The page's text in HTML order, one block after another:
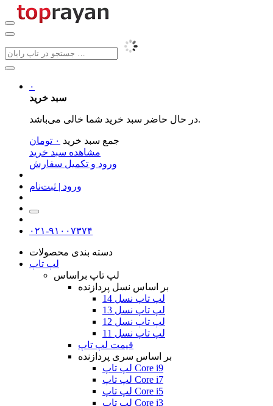
۰
سبد خرید
در حال حاضر سبد خرید شما خالی می‌باشد.
جمع سبد خرید ۰ تومان
مشاهده سبد خرید
ورود و تکمیل سفارش
ورود | ثبت‌نام
۰۲۱-۹۱۰۰۷۳۷۴
دسته بندی محصولات
لپ تاپ
لپ تاپ براساس
بر اساس نسل پردازنده
لپ تاپ نسل 14
لپ تاپ نسل 13
لپ تاپ نسل 12
لپ تاپ نسل 11
قیمت لپ تاپ
بر اساس سری پردازنده
لپ تاپ Core i9
لپ تاپ Core i7
لپ تاپ Core i5
لپ تاپ Core i3